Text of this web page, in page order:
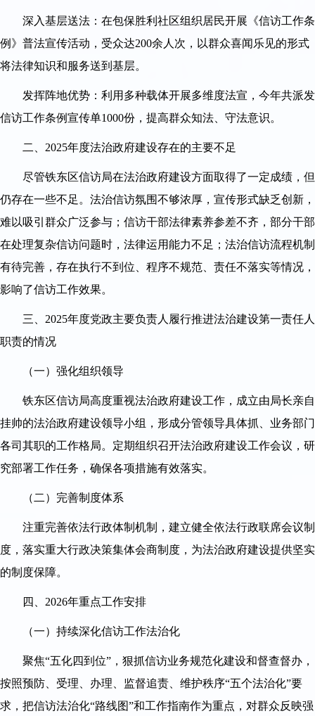
深入基层送法：在包保胜利社区组织居民开展《信访工作条
例》普法宣传活动，受众达200余人次，以群众喜闻乐见的形式
将法律知识和服务送到基层。
发挥阵地优势：利用多种载体开展多维度法宣，今年共派发
信访工作条例宣传单1000份，提高群众知法、守法意识。
二、2025年度法治政府建设存在的主要不足
尽管铁东区信访局在法治政府建设方面取得了一定成绩，但
仍存在一些不足。法治信访氛围不够浓厚，宣传形式缺乏创新，
难以吸引群众广泛参与；信访干部法律素养参差不齐，部分干部
在处理复杂信访问题时，法律运用能力不足；法治信访流程机制
有待完善，存在执行不到位、程序不规范、责任不落实等情况，
影响了信访工作效果。
三、2025年度党政主要负责人履行推进法治建设第一责任人
职责的情况
（一）强化组织领导
铁东区信访局高度重视法治政府建设工作，成立由局长亲自
挂帅的法治政府建设领导小组，形成分管领导具体抓、业务部门
各司其职的工作格局。定期组织召开法治政府建设工作会议，研
究部署工作任务，确保各项措施有效落实。
（二）完善制度体系
注重完善依法行政体制机制，建立健全依法行政联席会议制
度，落实重大行政决策集体会商制度，为法治政府建设提供坚实
的制度保障。
四、2026年重点工作安排
（一）持续深化信访工作法治化
聚焦“五化四到位”，狠抓信访业务规范化建设和督查督办，
按照预防、受理、办理、监督追责、维护秩序“五个法治化”要
求，把信访法治化“路线图”和工作指南作为重点，对群众反映强